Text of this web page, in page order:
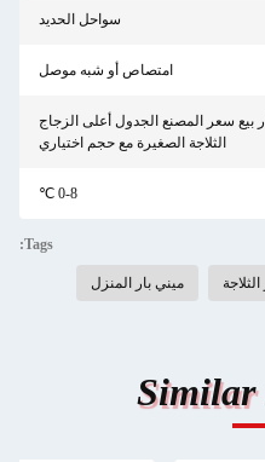
سواحل الحديد
امتصاص أو شبه موصل
بيع سعر المصنع الجدول أعلى الزجاج
الثلاجة الصغيرة مع حجم اختياري
0-8 ℃
Tags:
ميني بار المنزل
Similar